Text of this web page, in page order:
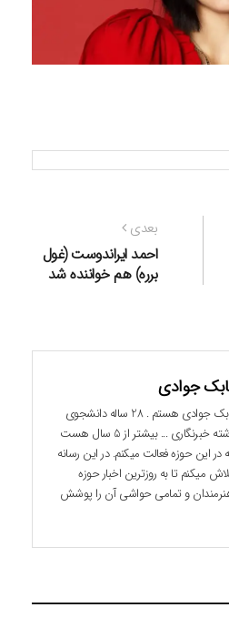
بعدی
بعدی:
احمد ایراندوست (غول
برره) هم خواننده شد
جوادی
بابک جوادی هستم . 28 ساله دانشجوی
رشته خبرنگاری ... بیشتر از 5 سال هست
در این حوزه فعالت میکنم. در این رسانه
میکنم تا به روزترین اخبار حوزه
و تمامی حواشی آن را پوشش